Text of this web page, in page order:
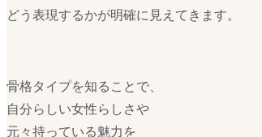
どう表現するかが明確に見えてきます。
骨格タイプを知ることで、
自分らしい女性らしさや
元々持っている魅力を